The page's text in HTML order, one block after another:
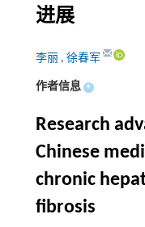
进展
李丽 , 徐春军
作者信息 +
Research
Chinese
chronic
fibrosis